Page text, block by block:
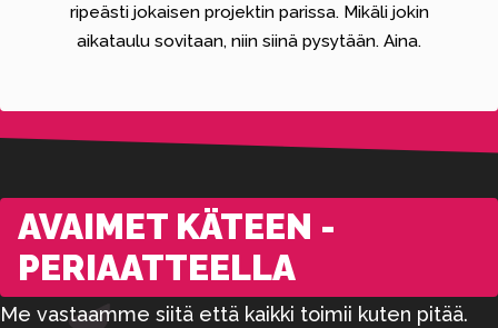
ripeästi jokaisen projektin parissa. Mikäli jokin
aikataulu sovitaan, niin siinä pysytään. Aina.
AVAIMET KÄTEEN -
PERIAATTEELLA
Me vastaamme siitä että kaikki toimii kuten pitää.